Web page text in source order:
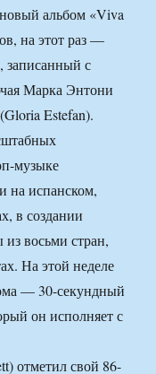
альбом «Viva
на этот раз —
записанный с
Марка Энтони
Estefan).
музыке
на испанском,
в создании
восьми стран,
На этой неделе
— 30-секундный
он исполняет с
отметил свой 86-